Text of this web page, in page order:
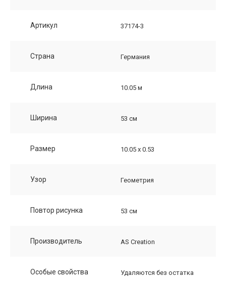
Артикул 37174-3
Страна Германия
Длина 10.05 м
Ширина 53 см
Размер 10.05 х 0.53
Узор Геометрия
Повтор рисунка 53 см
Производитель AS Creation
Особые свойства Удаляются без остатка